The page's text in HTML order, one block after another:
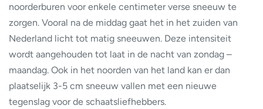
noorderburen voor enkele centimeter verse sneeuw te
zorgen. Vooral na de middag gaat het in het zuiden van
Nederland licht tot matig sneeuwen. Deze intensiteit
wordt aangehouden tot laat in de nacht van zondag –
maandag. Ook in het noorden van het land kan er dan
plaatselijk 3-5 cm sneeuw vallen met een nieuwe
tegenslag voor de schaatsliefhebbers.